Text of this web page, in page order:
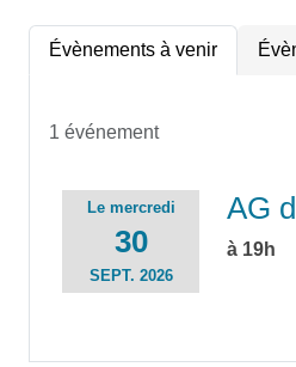
Évènements à venir
1 événement
Le mercredi
30
SEPT. 2026
AG
à 19h